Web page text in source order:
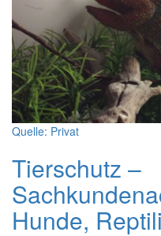
Quelle: Privat
Tierschutz –
Hunde,